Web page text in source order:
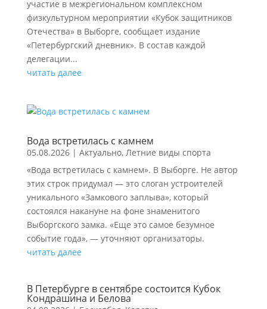
участие в межрегиональном комплексном
физкультурном мероприятии «Кубок защитников
Отечества» в Выборге, сообщает издание
«Петербургский дневник». В состав каждой
делегации...
читать далее
Вода встретилась с камнем
05.08.2026| Актуально, Летние виды спорта
«Вода встретилась с камнем». В Выборге. Не автор
этих строк придумал — это слоган устроителей
уникального «Замкового заплыва», который
состоялся накануне на фоне знаменитого
Выборгского замка. «Еще это самое безумное
событие года», — уточняют организаторы.
читать далее
В Петербурге в сентябре состоится Кубок
Кондрашина и Белова